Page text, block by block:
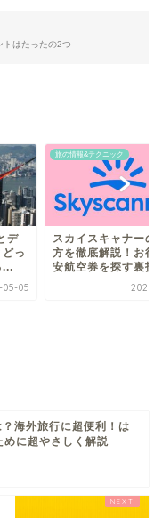
トはたったの2つ
デ
っ
...
05-05
旅の情報&テクニック
スカイスキャナーの
方を徹底解説！お得
安航空券を探す裏技
2020-
海外旅行に超便利！は
めに超やさしく解説